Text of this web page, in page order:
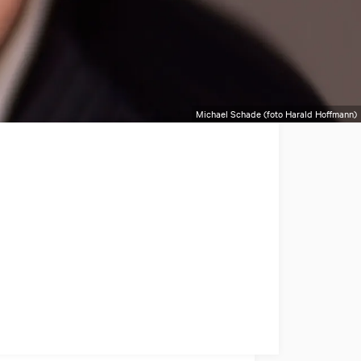
Michael Schade (foto Harald Hoffmann)